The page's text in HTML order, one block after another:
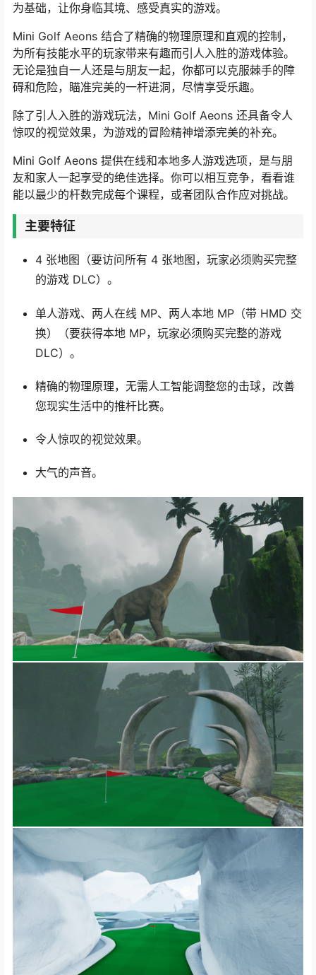
为基础，让你身临其境、感受真实的游戏。
Mini Golf Aeons 结合了精确的物理原理和直观的控制，
为所有技能水平的玩家带来有趣而引人入胜的游戏体验。
无论是独自一人还是与朋友一起，你都可以克服棘手的障
碍和危险，瞄准完美的一杆进洞，尽情享受乐趣。
除了引人入胜的游戏玩法，Mini Golf Aeons 还具备令人
惊叹的视觉效果，为游戏的冒险精神增添完美的补充。
Mini Golf Aeons 提供在线和本地多人游戏选项，是与朋
友和家人一起享受的绝佳选择。你可以相互竞争，看看谁
能以最少的杆数完成每个课程，或者团队合作应对挑战。
主要特征
4 张地图（要访问所有 4 张地图，玩家必须购买完整
的游戏 DLC）。
单人游戏、两人在线 MP、两人本地 MP（带 HMD 交
换）（要获得本地 MP，玩家必须购买完整的游戏
DLC）。
精确的物理原理，无需人工智能调整您的击球，改善
您现实生活中的推杆比赛。
令人惊叹的视觉效果。
大气的声音。